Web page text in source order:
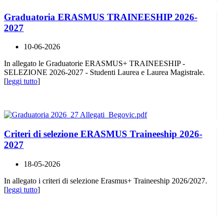
Graduatoria ERASMUS TRAINEESHIP 2026-
2027
10-06-2026
In allegato le Graduatorie ERASMUS+ TRAINEESHIP -
SELEZIONE 2026-2027 - Studenti Laurea e Laurea Magistrale.
[leggi tutto]
Criteri di selezione ERASMUS Traineeship 2026-
2027
18-05-2026
In allegato i criteri di selezione Erasmus+ Traineeship 2026/2027.
[leggi tutto]